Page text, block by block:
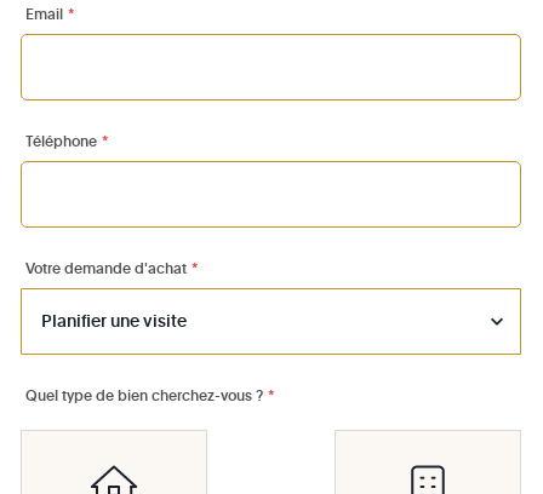
Email *
Téléphone *
Votre demande d'achat *
Quel type de bien cherchez-vous ? *